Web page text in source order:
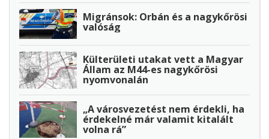
Migránsok: Orbán és a nagykőrösi
valóság
Külterületi utakat vett a Magyar
Állam az M44-es nagykőrösi
nyomvonalán
„A városvezetést nem érdekli, ha
érdekelné már valamit kitalált
volna rá”